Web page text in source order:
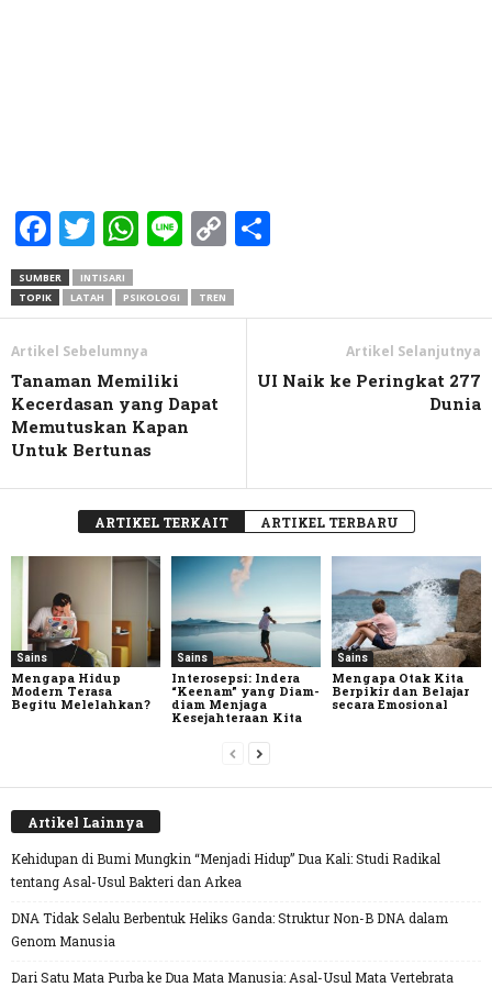
Facebook
Twitter
WhatsApp
LineCopy
SUMBER
INTISARI
TOPIK
LATAH PSIKOLOGI TREN
Artikel Sebelumnya
Tanaman Memiliki
Kecerdasan yang Dapat
Memutuskan Kapan
Untuk Bertunas
Artikel Selanjutnya
UI Naik ke Peringkat 277
Dunia
ARTIKEL TERKAIT ARTIKEL TERBARU
Sains
Mengapa Hidup
Modern Terasa
Begitu Melelahkan?
Sains
Interosepsi: Indera
“Keenam” yang Diam-
diam Menjaga
Kesejahteraan Kita
Sains
Mengapa Otak Kita
Berpikir dan Belajar
secara Emosional
Artikel Lainnya
Kehidupan di Bumi Mungkin “Menjadi Hidup” Dua Kali: Studi Radikal
tentang Asal-Usul Bakteri dan Arkea
DNA Tidak Selalu Berbentuk Heliks Ganda: Struktur Non-B DNA dalam
Genom Manusia
Dari Satu Mata Purba ke Dua Mata Manusia: Asal-Usul Mata Vertebrata